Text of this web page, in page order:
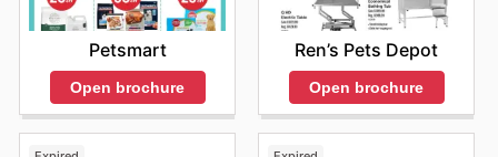
Petsmart
Open brochure
Ren’s Pets Depot
Open brochure